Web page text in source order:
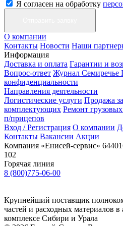
Я согласен на обработку
О компании
Контакты Новости Наши
Информация
Доставка и оплата Гарантии и
Вопрос-ответ Журнал Семиречье
конфиденциальности
Направления деятельности
Логистические услуги Продажа
комплектующих Ремонт
п/прицепов
Вход / Регистрация О компании
Контакты Вакансии Акции
Компания «Енисей-сервис»
102
Горячая линия
8 (800)775-06-00
Крупнейший поставщик
частей и расходных материалов
комплексе Сибири и Урала